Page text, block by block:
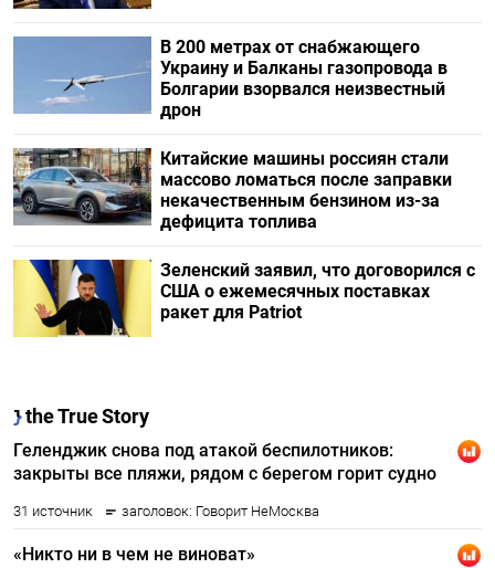
В 200 метрах от снабжающего
Украину и Балканы газопровода в
Болгарии взорвался неизвестный
дрон
Китайские машины россиян стали
массово ломаться после заправки
некачественным бензином из-за
дефицита топлива
Зеленский заявил, что договорился с
США о ежемесячных поставках
ракет для Patriot